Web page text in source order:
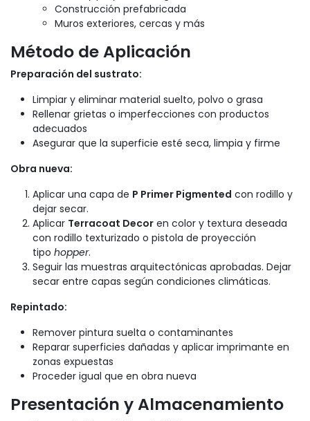
Construcción prefabricada
Muros exteriores, cercas y más
Método de Aplicación
Preparación del sustrato:
Limpiar y eliminar material suelto, polvo o grasa
Rellenar grietas o imperfecciones con productos
adecuados
Asegurar que la superficie esté seca, limpia y firme
Obra nueva:
Aplicar una capa de P Primer Pigmented con rodillo y
dejar secar.
Aplicar Terracoat Decor en color y textura deseada
con rodillo texturizado o pistola de proyección
tipo hopper.
Seguir las muestras arquitectónicas aprobadas. Dejar
secar entre capas según condiciones climáticas.
Repintado:
Remover pintura suelta o contaminantes
Reparar superficies dañadas y aplicar imprimante en
zonas expuestas
Proceder igual que en obra nueva
Presentación y Almacenamiento